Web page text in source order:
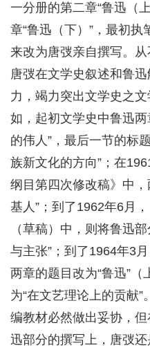
一分册的第二章“鲁迅（
章“鲁迅（下）”，最初
来改为唐弢亲自撰写。
唐弢在文学史叙述和鲁
力，竭力突出文学史之
如，起初文学史中鲁迅
的伟人”，最后一节的标
族新文化的方向”；在
纲目第四次修改稿》中
基人”；到了1962年6月
（草稿）中，则将鲁迅
与主张”；到了1964年3
两章的题目改为“鲁迅”
为“在文艺理论上的贡献
编教材必然做出妥协，
迅部分的撰写上，唐弢